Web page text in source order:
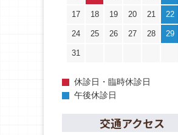
17 18 19 20 21 22
24 25 26 27 28 29
31
休診日・臨時休診日
午後休診日
交通アクセス